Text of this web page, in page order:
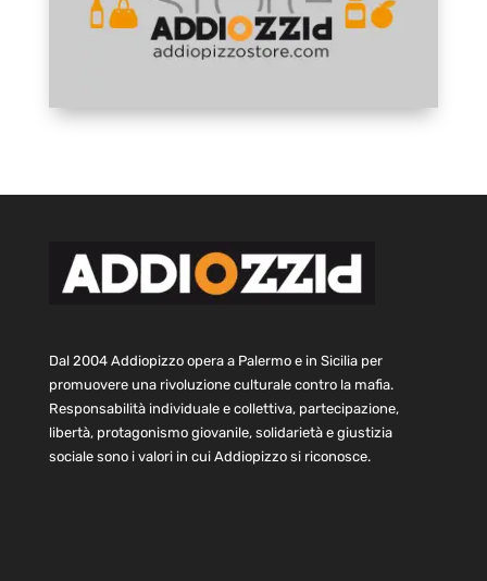
Dal 2004 Addiopizzo opera a Palermo e in Sicilia per
promuovere una rivoluzione culturale contro la mafia.
Responsabilità individuale e collettiva, partecipazione,
libertà, protagonismo giovanile, solidarietà e giustizia
sociale sono i valori in cui Addiopizzo si riconosce.